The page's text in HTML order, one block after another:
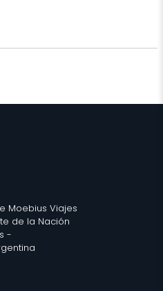
Moebius Viajes
de la Nación
-